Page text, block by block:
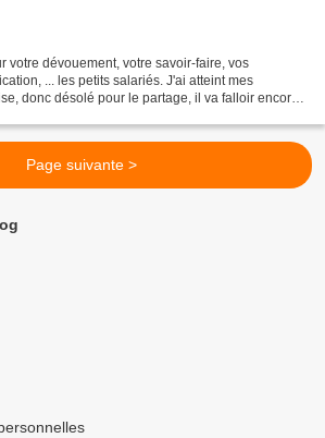
votre dévouement, votre savoir-faire, vos
... les petits salariés. J'ai atteint mes
donc désolé pour le partage, il va falloir encore
Page suivante >